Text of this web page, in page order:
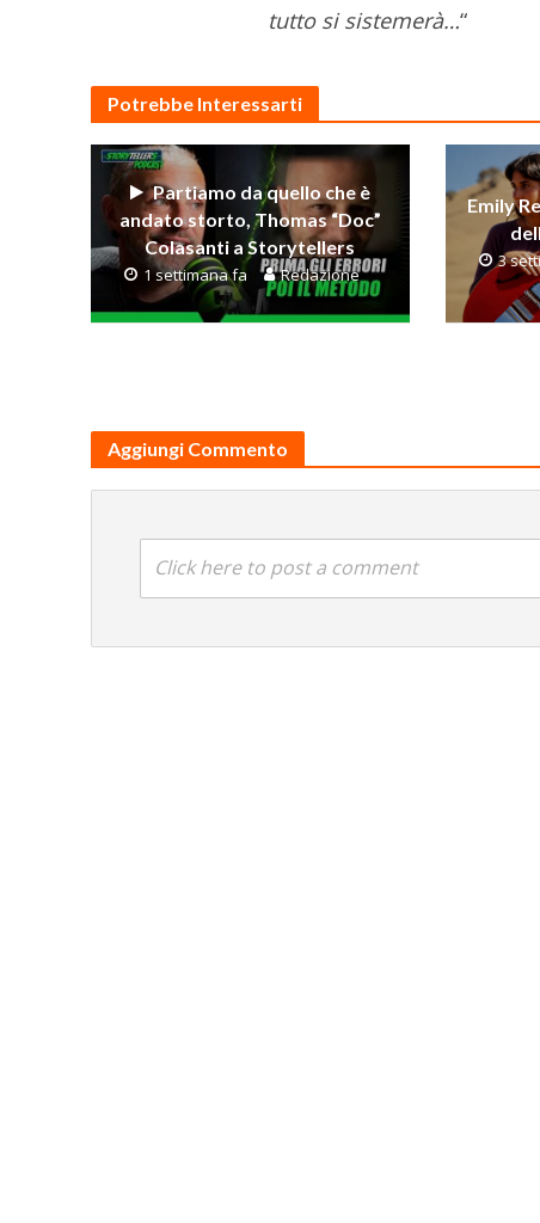
tutto si sistemerà…“
Potrebbe Interessarti
Partiamo da quello che è
andato storto, Thomas “Doc”
Colasanti a Storytellers
1 settimana fa Redazione
Emily
3
Aggiungi Commento
Click here to post a comment